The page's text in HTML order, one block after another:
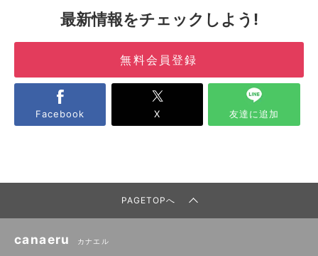
最新情報をチェックしよう!
無料会員登録
Facebook X 友達に追加
PAGETOPへ
canaeru カナエル